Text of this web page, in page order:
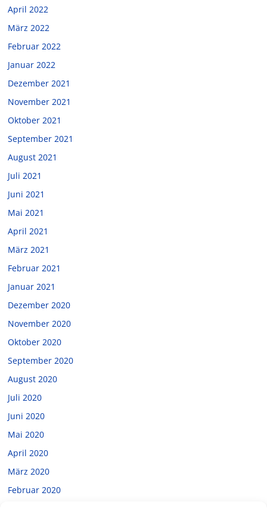
April 2022
März 2022
Februar 2022
Januar 2022
Dezember 2021
November 2021
Oktober 2021
September 2021
August 2021
Juli 2021
Juni 2021
Mai 2021
April 2021
März 2021
Februar 2021
Januar 2021
Dezember 2020
November 2020
Oktober 2020
September 2020
August 2020
Juli 2020
Juni 2020
Mai 2020
April 2020
März 2020
Februar 2020